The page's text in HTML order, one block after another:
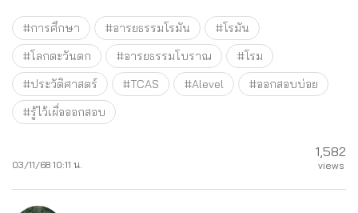
#การศึกษา #อารยธรรมโรมัน
#โรมัน
#โลกตะวันตก
#อารยธรรมโบราณ
#โรม
#ประวัติศาสตร์
#TCAS #Alevel
#ออกสอบบ่อย
#รู้ไว้เผื่อออกสอบ
03/11/68 10:11 น.
1,582
views